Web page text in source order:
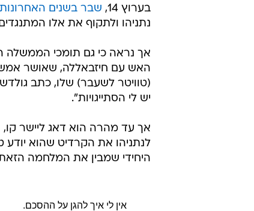
בערוץ 14,
שבר בשנים האחרונות
נתניהו ולתקוף את אלו
אך נראה כי גם תומכי הממשלה
(טוויטר לשעבר) שלו, כתב
יש לי הסתייגויות".
אך עד מהרה הוא דאג ליישר קו,
לנתניהו את הקרדיט שהוא
היחידי שמבין את המלחמה
אין לי איך להגן על ההסכם.